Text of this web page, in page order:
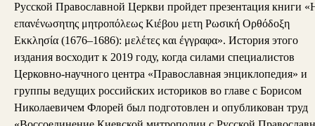
Русской Православной Церкви пройдет презентация книги
επανένωσητης μητροπόλεως Κιέβου μετη Ρωσική Ορθόδοξη
Εκκλησία (1676–1686): μελέτες και έγγραφα». История этого
издания восходит к 2019 году, когда силами специалистов
Церковно-научного центра «Православная энциклопедия» и
группы ведущих российских историков во главе с Борисом
Николаевичем Флорей был подготовлен и опубликован труд